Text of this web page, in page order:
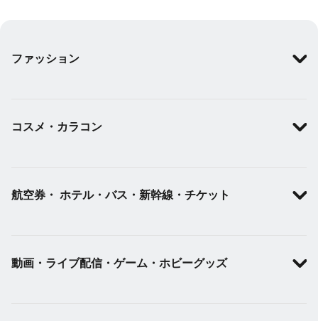
ファッション
コスメ・カラコン
航空券・ ホテル・バス・新幹線・チケット
動画・ライブ配信・ゲーム・ホビーグッズ